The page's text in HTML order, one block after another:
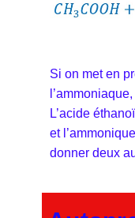
Si on met en
L’acide
et
donner deux